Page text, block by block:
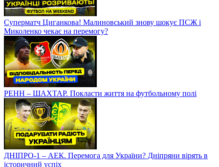
Суперматч Циганкова! Малиновський знову шокує ПСЖ і
Миколенко чекає на перемогу?
РЕНН – ШАХТАР. Покласти життя на футбольному полі
ДНІПРО-1 – АЕК. Перемога для України? Дніпряни вірять в
історичний успіх